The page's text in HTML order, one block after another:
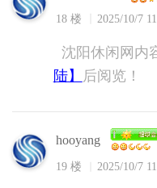
18 楼 2025/10/7
沈阳休闲网内
陆】
后阅览！
hooyang
19 楼 2025/10/7